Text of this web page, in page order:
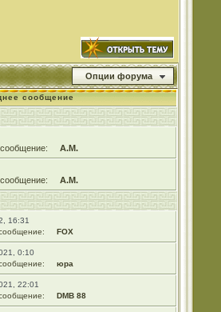
Опции форума
сообщение
А.М.
А.М.
16:31
FOX
0:10
юра
22:01
DMB 88